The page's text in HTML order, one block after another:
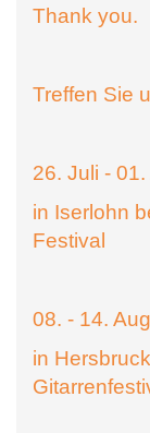
Thank you.
Treffen Sie
26. Juli -
in Iserlohn
Festival
08. - 14.
in